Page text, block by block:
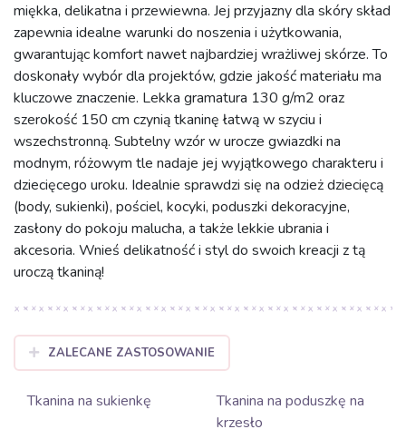
miękka, delikatna i przewiewna. Jej przyjazny dla skóry skład
zapewnia idealne warunki do noszenia i użytkowania,
gwarantując komfort nawet najbardziej wrażliwej skórze. To
doskonały wybór dla projektów, gdzie jakość materiału ma
kluczowe znaczenie. Lekka gramatura 130 g/m2 oraz
szerokość 150 cm czynią tkaninę łatwą w szyciu i
wszechstronną. Subtelny wzór w urocze gwiazdki na
modnym, różowym tle nadaje jej wyjątkowego charakteru i
dziecięcego uroku. Idealnie sprawdzi się na odzież dziecięcą
(body, sukienki), pościel, kocyki, poduszki dekoracyjne,
zasłony do pokoju malucha, a także lekkie ubrania i
akcesoria. Wnieś delikatność i styl do swoich kreacji z tą
uroczą tkaniną!
ZALECANE ZASTOSOWANIE
Tkanina na sukienkę
Tkanina na poduszkę na
krzesło